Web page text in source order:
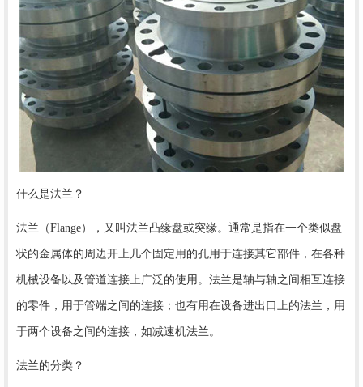
什么是法兰？
法兰（Flange），又叫法兰凸缘盘或突缘。通常是指在一个类似盘
状的金属体的周边开上几个固定用的孔用于连接其它部件，在各种
机械设备以及管道连接上广泛的使用。法兰是轴与轴之间相互连接
的零件，用于管端之间的连接；也有用在设备进出口上的法兰，用
于两个设备之间的连接，如减速机法兰。
法兰的分类？